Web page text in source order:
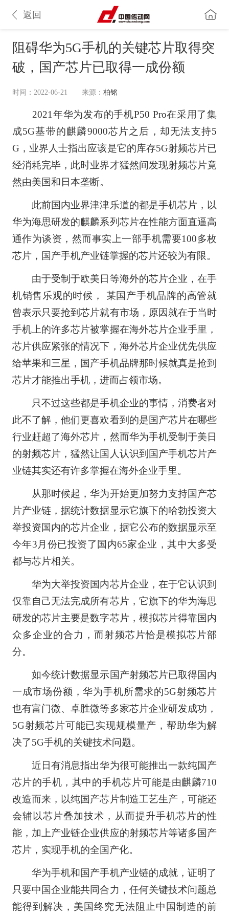
返回
阻碍华为5G手机的关键芯片取得突
破，国产芯片已取得一成份额
时间：2022-06-21 来源： 柏铭
2021年华为发布的手机P50 Pro在采用了集
成5G基带的麒麟9000芯片之后，却无法支持5
G，业界人士指出应该是它的库存5G射频芯片已
经消耗完毕，此时业界才猛然间发现射频芯片竟
然由美国和日本垄断。
此前国内业界津津乐道的都是手机芯片，以
华为海思研发的麒麟系列芯片在性能方面直逼高
通作为谈资，然而事实上一部手机需要100多枚
芯片，国产手机产业链掌握的芯片还较为有限。
由于受制于欧美日等海外的芯片企业，在手
机销售乐观的时候， 某国产手机品牌的高管就
曾表示只要抢到芯片就有市场，原因就在于当时
手机上的许多芯片被掌握在海外芯片企业手里，
芯片供应紧张的情况下，海外芯片企业优先供应
给苹果和三星，国产手机品牌那时候就真是抢到
芯片才能推出手机，进而占领市场。
只不过这些都是手机企业的事情，消费者对
此不了解，他们更喜欢看到的是国产芯片在哪些
行业赶超了海外芯片，然而华为手机受制于美日
的射频芯片，猛然让国人认识到国产手机芯片产
业链其实还有许多掌握在海外企业手里。
从那时候起，华为开始更加努力支持国产芯
片产业链，据统计数据显示它旗下的哈勃投资大
举投资国内的芯片企业，据它公布的数据显示至
今年3月份已投资了国内65家企业，其中大多受
都与芯片相关。
华为大举投资国内芯片企业，在于它认识到
仅靠自己无法完成所有芯片，它旗下的华为海思
研发的芯片主要是数字芯片，模拟芯片得靠国内
众多企业的合力，而射频芯片恰是模拟芯片部
分。
如今统计数据显示国产射频芯片已取得国内
一成市场份额，华为手机所需求的5G射频芯片
也有富门微、卓胜微等多家芯片企业研发成功，
5G射频芯片可能已实现规模量产，帮助华为解
决了5G手机的关键技术问题。
近日有消息指出华为很可能推出一款纯国产
芯片的手机，其中的手机芯片可能是由麒麟710
改造而来，以纯国产芯片制造工艺生产，可能还
会辅以芯片叠加技术，从而提升手机芯片的性
能，加上产业链企业供应的射频芯片等诸多国产
芯片，实现手机的全国产化。
华为手机和国产手机产业链的成就，证明了
只要中国企业能共同合力，任何关键技术问题总
能得到解决，美国终究无法阻止中国制造的前